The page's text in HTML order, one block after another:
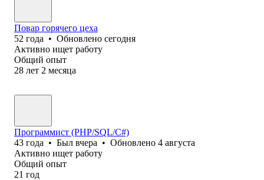
Повар горячего цеха
52 года • Обновлено сегодня
Активно ищет работу
Общий опыт
28 лет 2 месяца
Программист (PHP/SQL/C#)
43 года • Был вчера • Обновлено 4 августа
Активно ищет работу
Общий опыт
21 год